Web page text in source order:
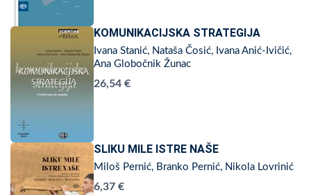
KOMUNIKACIJSKA STRATEGIJA
Ivana Stanić, Nataša Čosić, Ivana Anić-Ivičić,
Ana Globočnik Žunac
26,54 €
SLIKU MILE ISTRE NAŠE
Miloš Pernić, Branko Pernić, Nikola Lovrinić
6,37 €